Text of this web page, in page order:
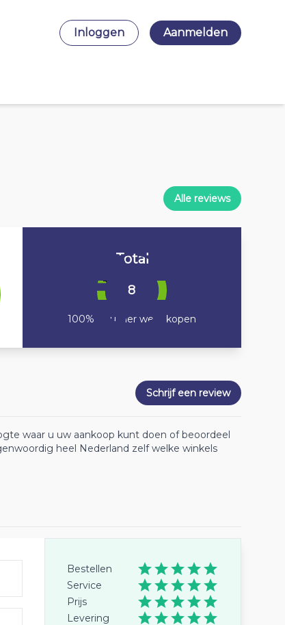
Inloggen Aanmelden
Alle reviews
Total
8
100% Zou hier weer kopen
Schrijf een review
waar u uw aankoop kunt doen of beoordeel
heel Nederland zelf welke winkels
Bestellen
Service
Prijs
Levering